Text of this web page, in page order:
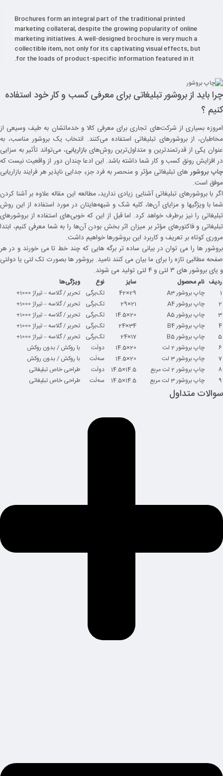
Brochures form an integral part of the traditional printed
marketing collateral, despite the growing popularity of online
marketing initiatives. A well-designed brochure is very much a
collectible item, not only for its captivating visual effects, but
for the loads of product-specific information featured in it.
چرا باید از بروشور تبلیغاتی برای معرفی کسب و کار خود استفاده
کنیم ؟
امروزه بسیاری از شرکت­‌های تجاری برای معرفی کالا و خدماتشان به طیف وسیعی از
مخاطبان، از بروشورهای تبلیغاتی استفاده می‌­کنند. انتخاب یک بروشور مناسب، به
عنوان یکی از قدرتمندترین و متداول‌­‌ترین روش­‌‌‌هایبازاریابی، می‌­تواند تأثیر به سزایی
در افزایش رونق کسب و کار شما داشته باشد. این ادعا چندان دور از واقعیت نیست که
چاپ بروشور های تبلیغاتی مؤثر و منحصر به فرد جزءِ جدایی ناپذیر هر فرایند بازاریابی
موفق است.
اگر با بروشورهای تبلیغاتی آشنایی زیادی ندارید، مطالعه این مقاله علاوه بر آشنا کردن
شما با ویژگی­ها و مزایای آن­‌ها، کلیه شک و شبهه­‌هایتان در مورد استفاده از این روش
تبلیغاتی را نیز برطرف خواهد کرد. اما قبل از این­ که خوبی‌­های استفاده از بروشورهای
تبلیغاتی و فاکتورهای مؤثر بر میزان اثر بخش بودن آن‌­ها را به شما معرفی کنیم، ابتدا
مروری کوتاه بر تعریف و کاربرد این بروشورها خواهیم داشت.
بروشور ها را می توان در بیانی ساده تر برگه هایی که چند خط تا می خورند و در هر
صفحه مطالبی تازه را برای ما بیان می کنند نامید. بروشور ها بصورت تک لتی یا دولتی
و یای بروشور های ۳ لتی و ۴ لتی تولید می شوند.
ردیف نام محصول سایز نوع
ویژگی‌ها
1
چاپ بروشور A3 29×42 تک‌برگی تحریر / گلاسه – تیراژ 1000+
2
چاپ بروشور A4 21×29 تک‌برگی تحریر / گلاسه – تیراژ 1000+
3
چاپ بروشور A5 20×14.5 تک‌برگی تحریر / گلاسه – تیراژ 1000+
4
چاپ بروشور B4 34×24 تک‌برگی تحریر / گلاسه – تیراژ 1000+
5
چاپ بروشور B5 17×24 تک‌برگی تحریر / گلاسه – تیراژ 1000+
6
چاپ بروشور 2 لت 20×14.5 دولَت
با روکش / بدون روکش
7
چاپ بروشور 3 لت 20×14.5 سه‌لَت
با روکش / بدون روکش
8
چاپ بروشور 2 لت مربع 14.5×14.5 دولَت
طراحی خاص تبلیغاتی
9
چاپ بروشور 3 لت مربع 14.5×14.5 سه‌لَت طراحی خاص تبلیغاتی
سوالات متداول